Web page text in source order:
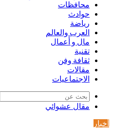
محافظات
حوادث
رياضة
العرب والعالم
مال و أعمال
تقنية
ثقافة وفن
مقالات
الاجتماعيات
مقال عشوائي
أخبار